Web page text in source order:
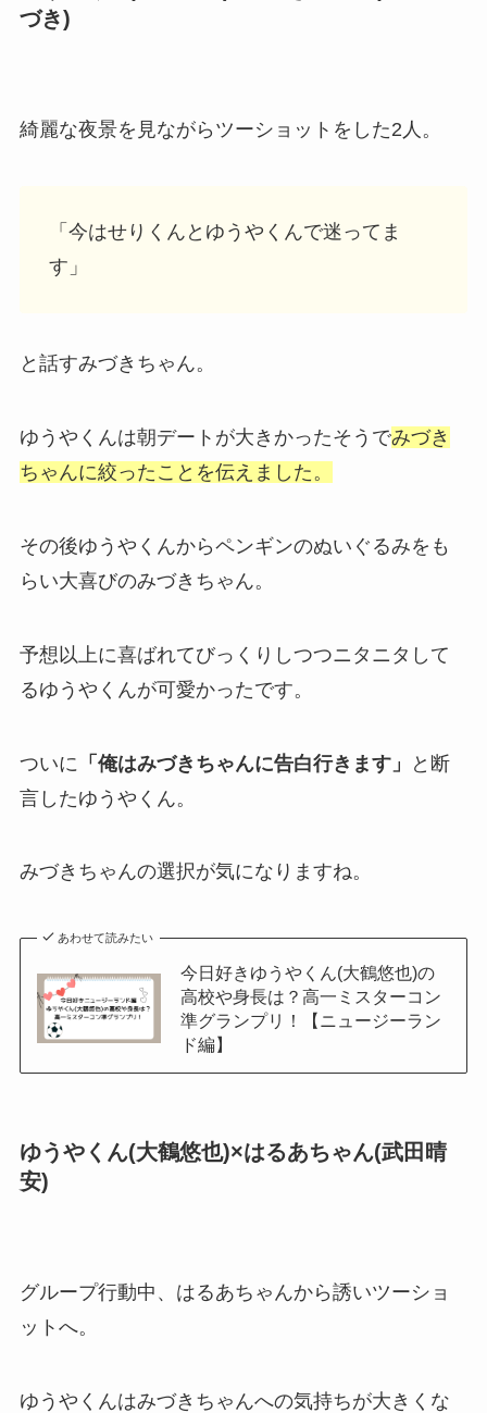
づき)
綺麗な夜景を見ながらツーショットをした2人。
「今はせりくんとゆうやくんで迷ってま
す」
と話すみづきちゃん。
ゆうやくんは朝デートが大きかったそうでみづき
ちゃんに絞ったことを伝えました。
その後ゆうやくんからペンギンのぬいぐるみをも
らい大喜びのみづきちゃん。
予想以上に喜ばれてびっくりしつつニタニタして
るゆうやくんが可愛かったです。
ついに 「俺はみづきちゃんに告白行きます」
と断
言したゆうやくん。
みづきちゃんの選択が気になりますね。
あわせて読みたい
今日好きゆうやくん(大鶴悠也)の
高校や身長は？高一ミスターコン
準グランプリ！【ニュージーラン
ド編】
ゆうやくん(大鶴悠也)×はるあちゃん(武田晴
安)
グループ行動中、はるあちゃんから誘いツーショ
ットへ。
ゆうやくんはみづきちゃんへの気持ちが大きくな